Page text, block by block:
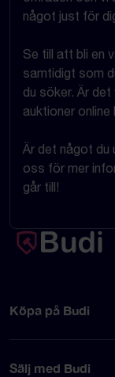
något just för
Se till att bli en
samtidigt som
du söker. Är
auktioner
Är det något du
oss för mer
går till!
Köpa på Budi
Sälj med Budi